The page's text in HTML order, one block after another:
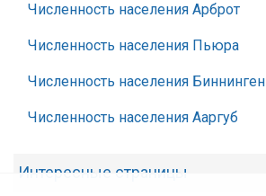
Численность населения Арброт
Численность населения Пьюра
Численность населения Биннинген
Численность населения Ааргуб
Интересные страницы